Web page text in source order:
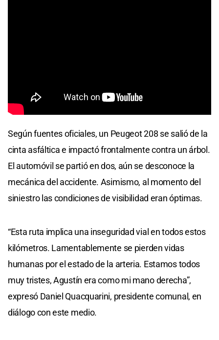
Según fuentes oficiales, un Peugeot 208 se salió de la
cinta asfáltica e impactó frontalmente contra un árbol.
El automóvil se partió en dos, aún se desconoce la
mecánica del accidente. Asimismo, al momento del
siniestro las condiciones de visibilidad eran óptimas.
“Esta ruta implica una inseguridad vial en todos estos
kilómetros. Lamentablemente se pierden vidas
humanas por el estado de la arteria. Estamos todos
muy tristes, Agustín era como mi mano derecha”,
expresó Daniel Quacquarini, presidente comunal, en
diálogo con este medio.